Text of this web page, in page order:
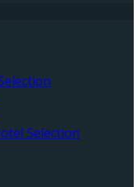
Selection